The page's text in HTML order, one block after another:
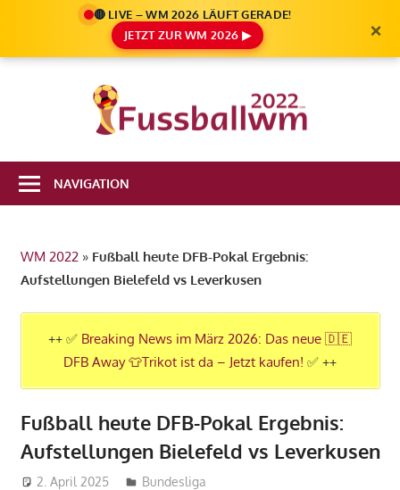
🔴 LIVE – WM 2026 LÄUFT GERADE!
JETZT ZUR WM 2026 ▶
×
Infos
in
Katar
NAVIGATION
WM 2022» Fußball heute DFB-Pokal Ergebnis:
Aufstellungen Bielefeld vs Leverkusen
++ ✅ Breaking News im März 2026: Das neue 🇩🇪
DFB Away 👕Trikot ist da – Jetzt kaufen! ✅ ++
Fußball heute DFB-Pokal Ergebnis:
Aufstellungen Bielefeld vs Leverkusen
2. April 2025 admin_wm2022
Bundesliga